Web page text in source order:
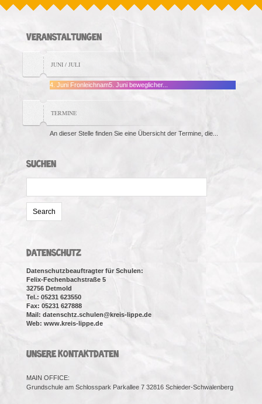
VERANSTALTUNGEN
JUNI / JULI
4. Juni Fronleichnam5. Juni beweglicher...
TERMINE
An dieser Stelle finden Sie eine Übersicht der Termine, die...
SUCHEN
DATENSCHUTZ
Datenschutzbeauftragter für Schulen:
Felix-Fechenbachstraße 5
32756 Detmold
Tel.: 05231 623550
Fax: 05231 627888
Mail: datenschtz.schulen@kreis-lippe.de
Web: www.kreis-lippe.de
UNSERE KONTAKTDATEN
MAIN OFFICE:
Grundschule am Schlosspark Parkallee 7 32816 Schieder-Schwalenberg